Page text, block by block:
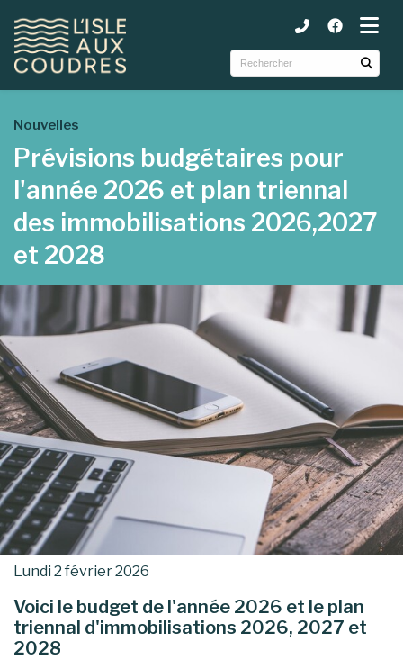
(Municipalité )
(Services )
Nouvelles
Prévisions budgétaires pour
l'année 2026 et plan triennal
des immobilisations 2026,2027
et 2028
Lundi 2 février 2026
Voici le budget de l'année 2026 et le plan
triennal d'immobilisations 2026, 2027 et
2028